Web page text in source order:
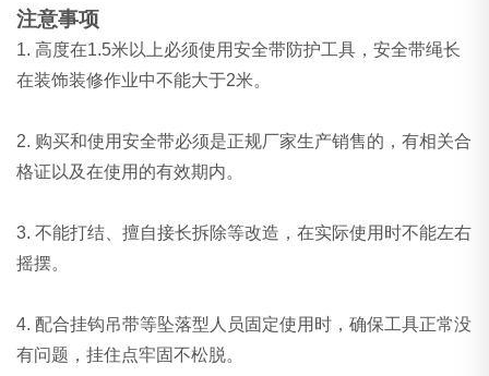
注意事项
1. 高度在1.5米以上必须使用安全带防护工具，安全带绳长
在装饰装修作业中不能大于2米。
2. 购买和使用安全带必须是正规厂家生产销售的，有相关合
格证以及在使用的有效期内。
3. 不能打结、擅自接长拆除等改造，在实际使用时不能左右
摇摆。
4. 配合挂钩吊带等坠落型人员固定使用时，确保工具正常没
有问题，挂住点牢固不松脱。